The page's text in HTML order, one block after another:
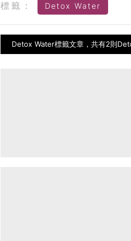
標籤： Detox Water
Detox Water標籤文章，共有2則